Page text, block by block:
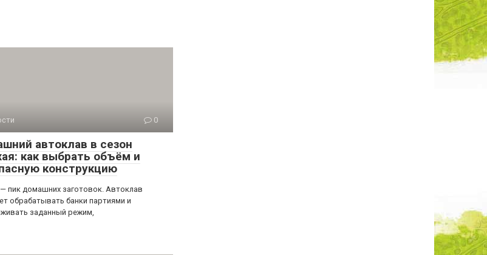
0
автоклав в сезон
как выбрать объём и
конструкцию
пик домашних заготовок. Автоклав
обрабатывать банки партиями и
заданный режим,